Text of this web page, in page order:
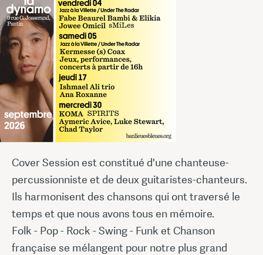
Cover Session est constitué d'une chanteuse-
percussionniste et de deux guitaristes-chanteurs.
Ils harmonisent des chansons qui ont traversé le
temps et que nous avons tous en mémoire.
Folk - Pop - Rock - Swing - Funk et Chanson
française se mélangent pour notre plus grand